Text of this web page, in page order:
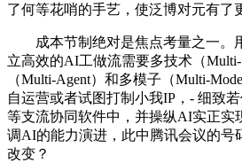
了何等花哨的手艺，使泛博对元有了
成本节制绝对是焦点考量之一。
立高效的AI工做流需要多技术（
（Multi-Agent）和多模子（Multi-
自运营或者试图打制小我IP，- 细致
等支流协同软件中，并操纵AI实正实
调AI的能力演进，此中腾讯会议的号
改变？